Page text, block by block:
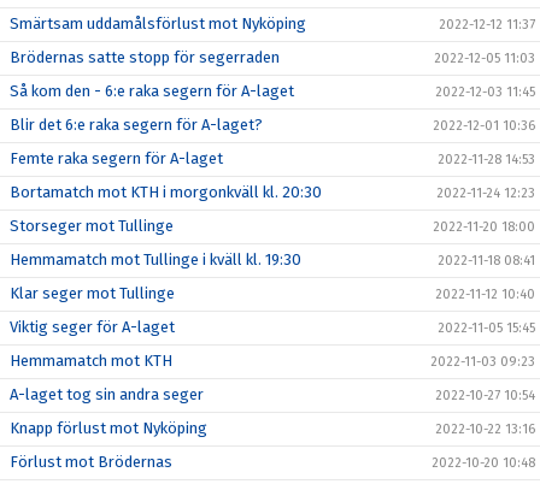
Smärtsam uddamålsförlust mot Nyköping 2022-12-12 11:37
Brödernas satte stopp för segerraden 2022-12-05 11:03
Så kom den - 6:e raka segern för A-laget 2022-12-03 11:45
Blir det 6:e raka segern för A-laget? 2022-12-01 10:36
Femte raka segern för A-laget 2022-11-28 14:53
Bortamatch mot KTH i morgonkväll kl. 20:30 2022-11-24 12:23
Storseger mot Tullinge 2022-11-20 18:00
Hemmamatch mot Tullinge i kväll kl. 19:30 2022-11-18 08:41
Klar seger mot Tullinge 2022-11-12 10:40
Viktig seger för A-laget 2022-11-05 15:45
Hemmamatch mot KTH 2022-11-03 09:23
A-laget tog sin andra seger 2022-10-27 10:54
Knapp förlust mot Nyköping 2022-10-22 13:16
Förlust mot Brödernas 2022-10-20 10:48